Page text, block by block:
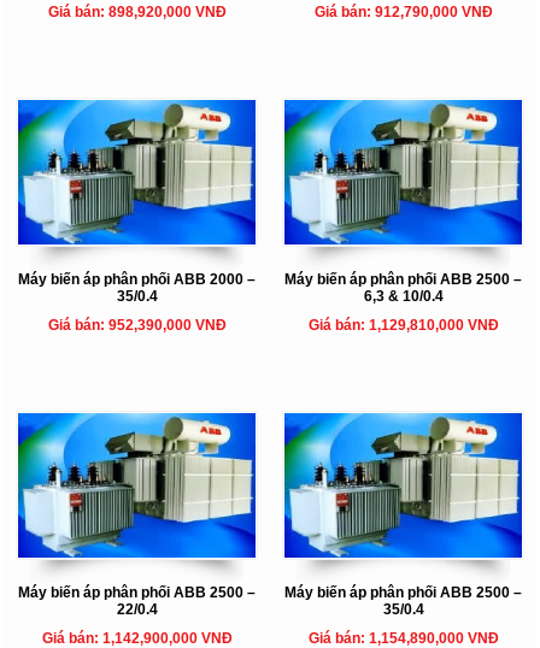
Giá bán: 898,920,000 VNĐ
Giá bán: 912,790,000 VNĐ
Máy biến áp phân phối ABB 2000 –
35/0.4
Giá bán: 952,390,000 VNĐ
Máy biến áp phân phối ABB 2500 –
6,3 & 10/0.4
Giá bán: 1,129,810,000 VNĐ
Máy biến áp phân phối ABB 2500 –
22/0.4
Giá bán: 1,142,900,000 VNĐ
Máy biến áp phân phối ABB 2500 –
35/0.4
Giá bán: 1,154,890,000 VNĐ